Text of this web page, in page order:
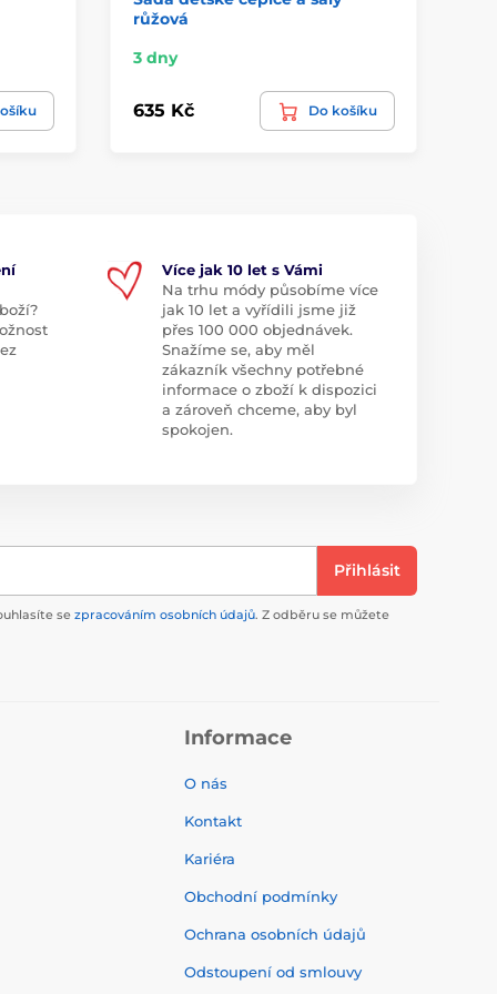
růžová
3 dny
635 Kč Do košíku
Více jak 10 let s Vámi
Na trhu módy působíme více
jak 10 let a vyřídili jsme již
přes 100 000 objednávek.
Snažíme se, aby měl
zákazník všechny potřebné
informace o zboží k dispozici
a zároveň chceme, aby byl
spokojen.
Přihlásit
se zpracováním osobních údajů. Z odběru se můžete
Informace
O nás
Kontakt
Kariéra
Obchodní podmínky
Ochrana osobních údajů
Odstoupení od smlouvy